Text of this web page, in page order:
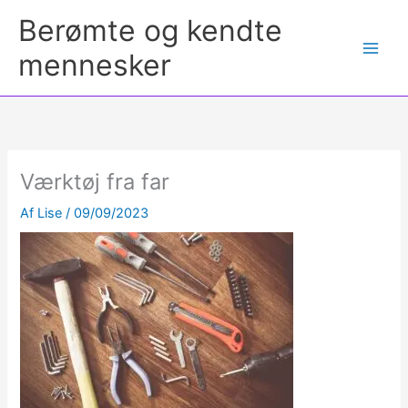
Berømte og kendte
mennesker
Værktøj fra far
Af Lise/09/09/2023